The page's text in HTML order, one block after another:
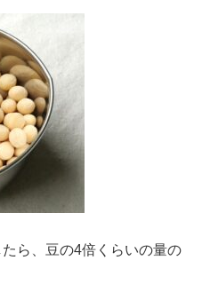
ら、豆の4倍くらいの量の